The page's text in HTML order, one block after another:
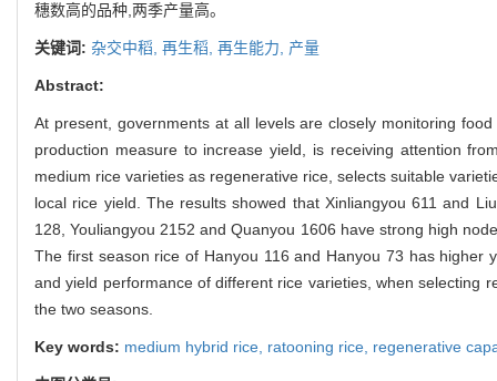
穗数高的品种,两季产量高。
关键词: 杂交中稻, 再生稻, 再生能力, 产量
Abstract:
At present, governments at all levels are closely monitoring
production measure to increase yield, is receiving attention
medium rice varieties as regenerative rice, selects suitable
local rice yield. The results showed that Xinliangyou 611 and
128, Youliangyou 2152 and Quanyou 1606 have strong high
The first season rice of Hanyou 116 and Hanyou 73 has higher
and yield performance of different rice varieties, when selecting
the two seasons.
Key words: medium hybrid rice, ratooning rice, regenerative